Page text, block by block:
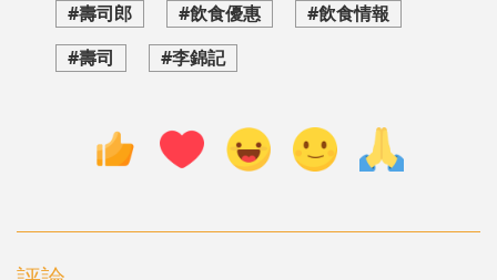
#壽司郎 #飲食優惠
#飲食情報
#壽司
#李錦記